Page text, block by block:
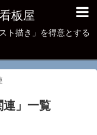
板屋
ト描き」を得意とする
連 」 一覧